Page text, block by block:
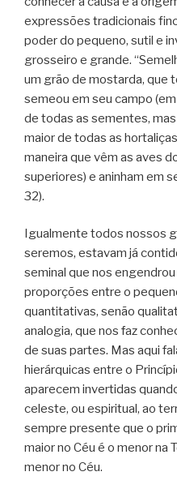
expressões tradicionais
poder do pequeno, sutil e
grosseiro e grande.
um grão de mostarda, que
semeou em seu campo
de todas as sementes,
maior de todas as
maneira que vêm as aves
superiores) e aninham em
32).
Igualmente todos nossos
seremos, estavam já
seminal que nos
proporções entre o
quantitativas, senão
analogia, que nos faz
de suas partes. Mas aqui
hierárquicas entre o
aparecem invertidas
celeste, ou espiritual, ao
sempre presente que o
maior no Céu é o menor na
menor no Céu.